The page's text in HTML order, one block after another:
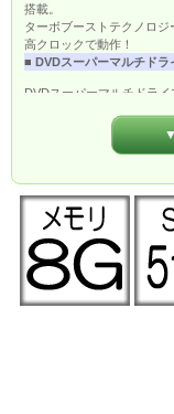
搭載。
ターボブーストテクノロ
高クロックで動作！
■ DVDスーパーマルチドラ
DVDスーパーマルチドラ
ギガビットLAN搭載なの
■ Windows 11 導入済み ■
OSは Windows 11 Pro
■ オススメのポイント ■
ストレージは新品
起動します。
映像出力ポートは
USB3.1規格に対応してい
省スペースタイプですの